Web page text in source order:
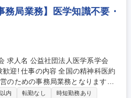
得できる環境
局業務】医学知識不要・
神科医約
のための事務局業務となります。
安：システム業務2割・事務業務8
内 転勤なし
時短勤務あり